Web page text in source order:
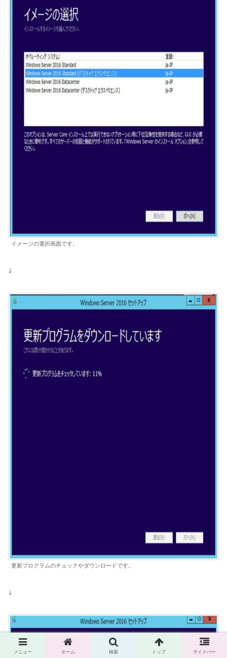
イメージの選択画面です。
↓
更新プログラムのチェックやダウンロードです。
↓
メニュー ホーム 検索 トップ サイドバー